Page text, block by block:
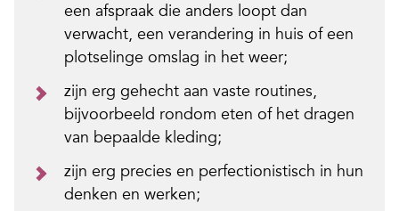
een afspraak die anders loopt dan
verwacht, een verandering in huis of een
plotselinge omslag in het weer;
zijn erg gehecht aan vaste routines,
bijvoorbeeld rondom eten of het dragen
van bepaalde kleding;
zijn erg precies en perfectionistisch in hun
denken en werken;